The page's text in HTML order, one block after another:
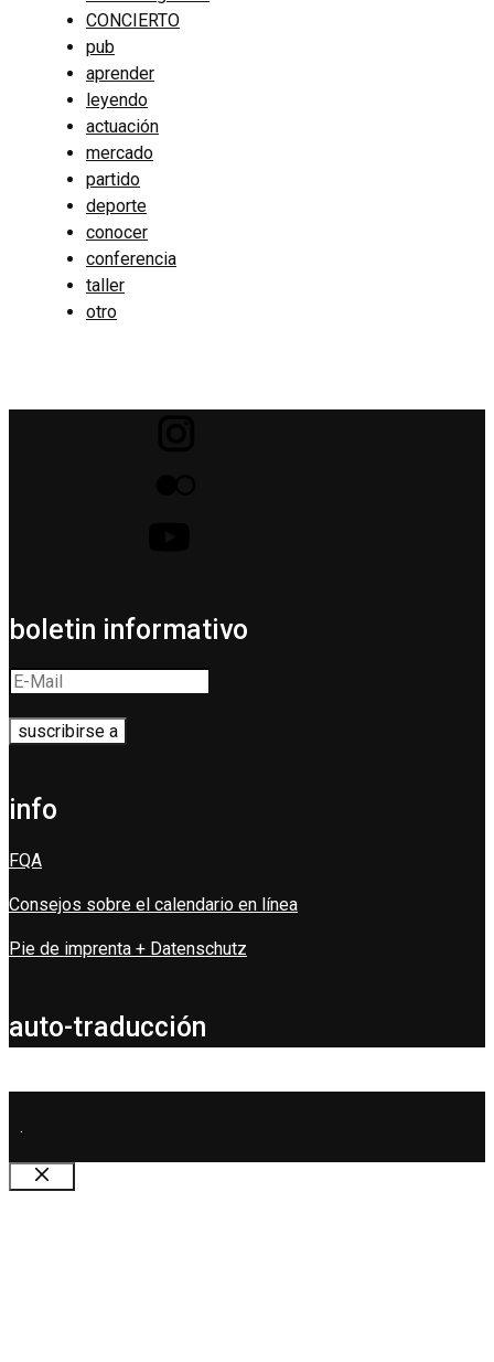
CONCIERTO
pub
aprender
leyendo
actuación
mercado
partido
deporte
conocer
conferencia
taller
otro
boletin informativo
info
FQA
Consejos sobre el calendario en línea
Pie de imprenta + Datenschutz
auto-traducción
.
Cerrar